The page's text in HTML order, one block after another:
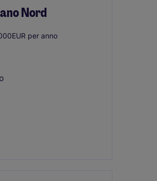
Nord
per anno